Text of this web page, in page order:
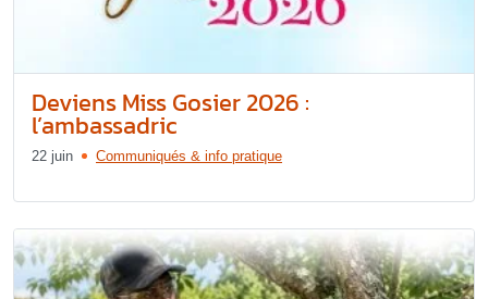
Deviens Miss Gosier 2026 :
l’ambassadric
22 juin Communiqués & info pratique